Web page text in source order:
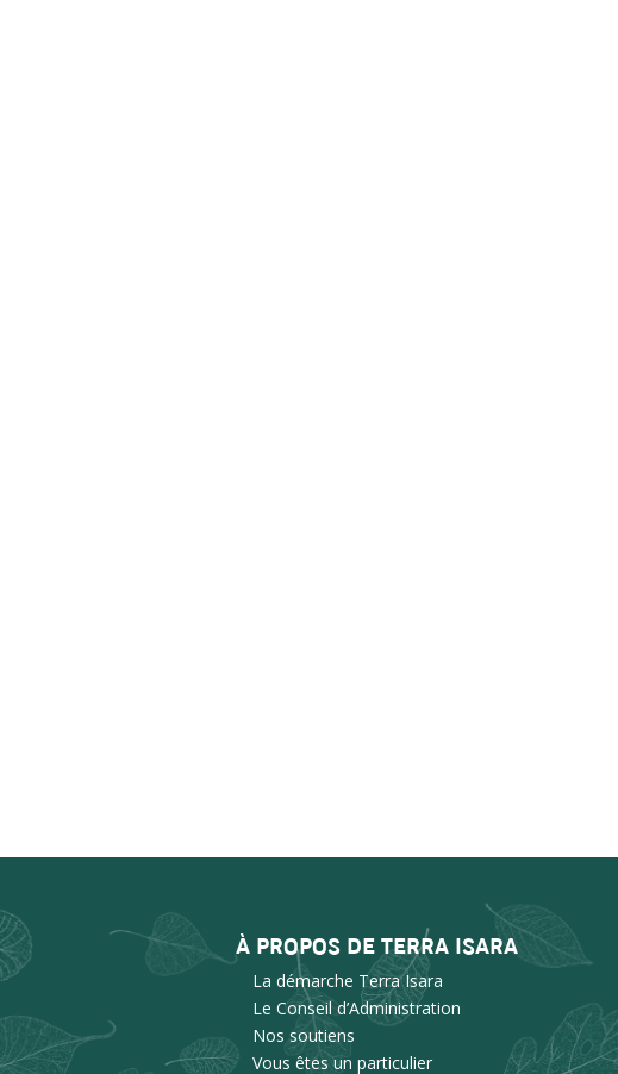
À PROPOS DE TERRA ISARA
La démarche Terra Isara
Le Conseil d’Administration
Nos soutiens
Vous êtes un particulier